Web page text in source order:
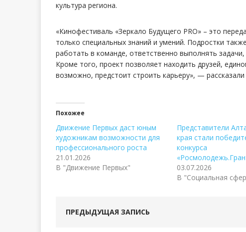
культура региона.
«Кинофестиваль «Зеркало Будущего PRO» – это
только специальных знаний и умений. Подростки
работать в команде, ответственно выполнять
Кроме того, проект позволяет находить друзей,
возможно, предстоит строить карьеру», —
Похожее
Движение Первых даст юным
художникам возможности для
профессионального роста
21.01.2026
В "Движение Первых"
Представители
края стали
конкурса
03.07.2026
В "Социальная
ПРЕДЫДУЩАЯ ЗАПИСЬ